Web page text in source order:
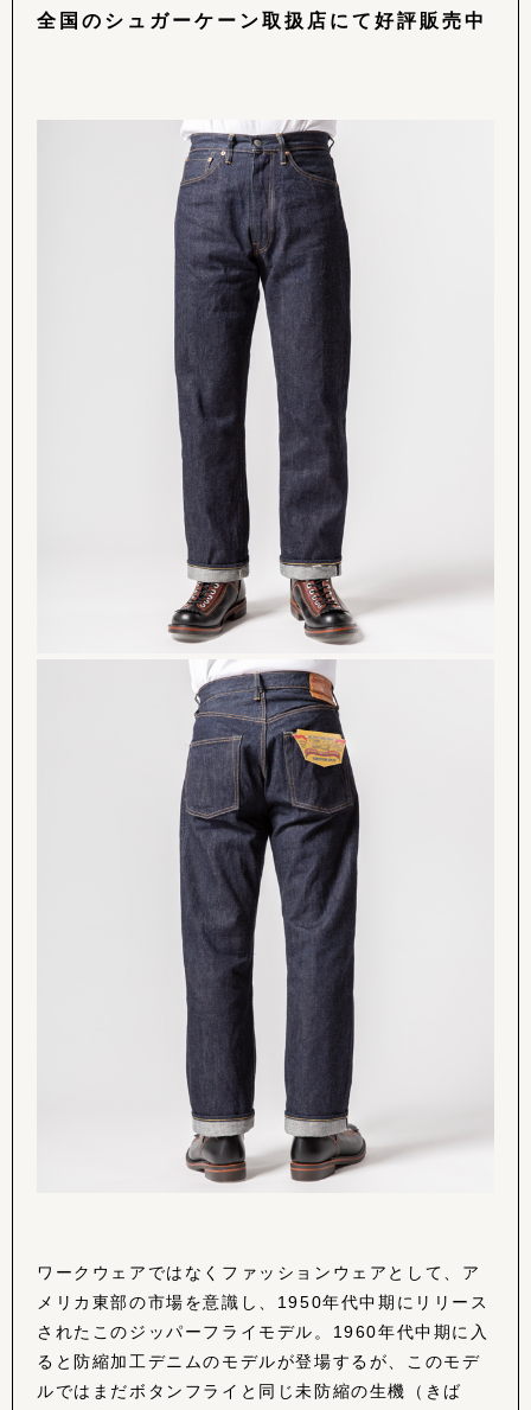
全国のシュガーケーン取扱店にて好評販売中
ワークウェアではなくファッションウェアとして、ア
メリカ東部の市場を意識し、1950年代中期にリリース
されたこのジッパーフライモデル。1960年代中期に入
ると防縮加工デニムのモデルが登場するが、このモデ
ルではまだボタンフライと同じ未防縮の生機（きば